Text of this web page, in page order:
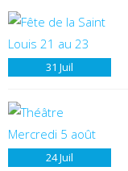
31 Juil
24Juil